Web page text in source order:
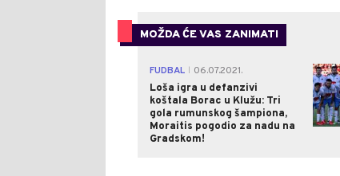
MOŽDA ĆE VAS ZANIMATI
FUDBAL
06.07.2021.
Loša igra u defanzivi
koštala Borac u Klužu: Tri
gola rumunskog šampiona,
Moraitis pogodio za nadu na
Gradskom!